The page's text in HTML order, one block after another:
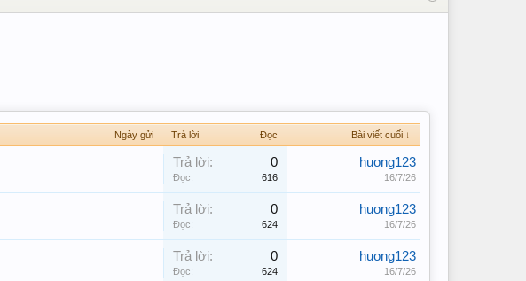
Ngày gửi Trả lời Đọc Bài viết cuối ↓
Trả lời: 0
Đọc: 616
huong123
16/7/26
Trả lời: 0
Đọc: 624
huong123
16/7/26
Trả lời: 0
Đọc: 624
huong123
16/7/26